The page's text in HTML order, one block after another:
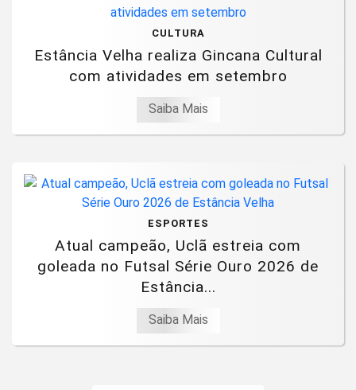
CULTURA
Estância Velha realiza Gincana Cultural
com atividades em setembro
Saiba Mais
ESPORTES
Atual campeão, Uclã estreia com
goleada no Futsal Série Ouro 2026 de
Estância...
Saiba Mais